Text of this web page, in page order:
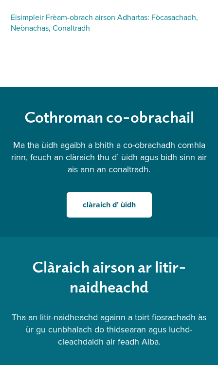
Eisimpleir Frèam-obrach airson Adhartas: Fòcasachadh,
Neònachas, Conaltradh
Cothroman co-obrachail
Ma tha ùidh agaibh a bhith a co-obrachadh comhla
rinn, feuch an clàraich thu d’ ùidh agus bidh sinn air
ais ann an conaltradh.
clàraich d’ ùidh
Clàraich airson ar litir-
naidheachd
Tha an litir-naidheachd againn a toirt fiosrachadh às
ùr gu cunbhalach do thidsearan agus luchd-
cleachdaidh air feadh Alba.